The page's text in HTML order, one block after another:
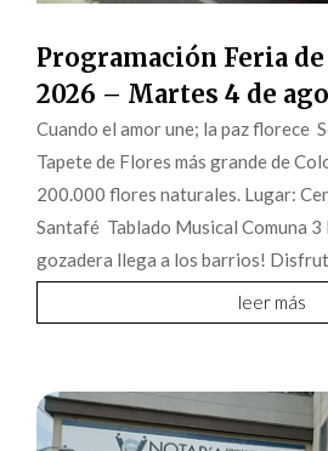
Programación Feria
2026 – Martes 4 de
Cuando el amor une; la paz florece
Tapete de Flores más grande de
200.000 flores naturales. Lugar:
Santafé Tablado Musical Comuna 3
gozadera llega a los barrios!
leer más